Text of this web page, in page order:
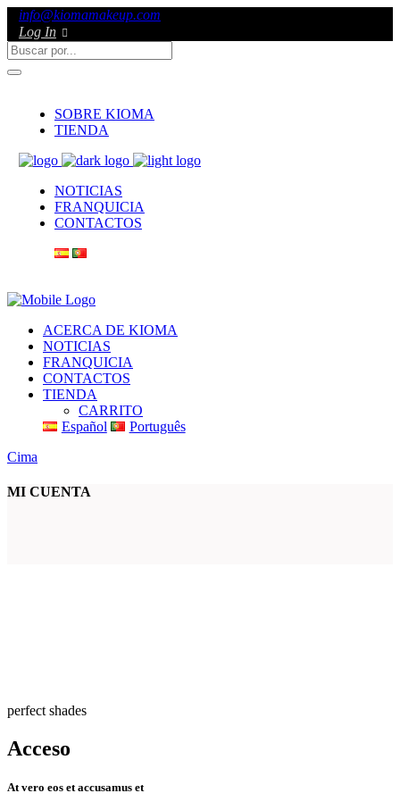
info@kiomamakeup.com
Log In
SOBRE KIOMA
TIENDA
NOTICIAS
FRANQUICIA
CONTACTOS
ACERCA DE KIOMA
NOTICIAS
FRANQUICIA
CONTACTOS
TIENDA
CARRITO
Español
Português
Cima
MI CUENTA
perfect shades
Acceso
At vero eos et accusamus et